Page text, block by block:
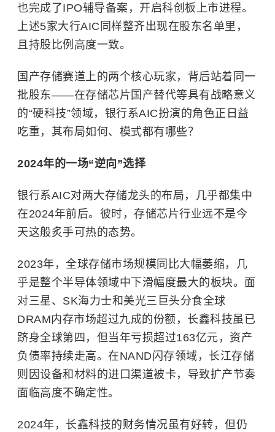
也完成了IPO辅导备案，开启科创板上市进程。
上述5家大行AIC同样整齐出现在股东名单里，
且持股比例高度一致。
国产存储赛道上的两个核心玩家，背后站着同一
批股东——在存储芯片国产替代等具有战略意义
的“硬科技”领域，银行系AIC扮演的角色正日益
吃重，其布局如何、模式都有哪些？
2024年的一场“逆向”选择
银行系AIC对两大存储龙头的布局，几乎都集中
在2024年前后。彼时，存储芯片行业远不是今
天这般炙手可热的态势。
2023年，全球存储市场规模同比大幅萎缩，几
乎是整个半导体领域中下滑幅度最大的板块。面
对三星、SK海力士和美光三巨头分食全球
DRAM内存市场超过九成的份额，长鑫科技虽已
跻身全球第四，但当年亏损超过163亿元，资产
负债率持续走高。在NAND闪存领域，长江存储
则因设备和材料的进口渠道被卡，导致扩产节奏
面临高度不确定性。
2024年，长鑫科技的财务情况虽有好转，但仍